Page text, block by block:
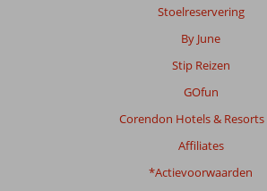
Stoelreservering
By June
Stip Reizen
GOfun
Corendon Hotels & Resorts
Affiliates
*Actievoorwaarden